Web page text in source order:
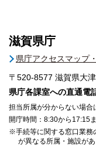
滋賀県庁
県庁アクセスマップ
〒520-8577 滋賀県大
県庁各課室への直通電
担当所属が分からない場
開庁時間：8:30から17:15
※手続等に関する窓口業務
が異なる所属・施設があ